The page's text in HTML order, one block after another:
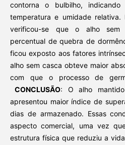
contorna o bulbilho,
temperatura e umidade relativa.
verificou-se que o alho sem
percentual de quebra de
ficou exposto aos fatores
alho sem casca obteve maior
com que o processo de
CONCLUSÃO: O alho
apresentou maior índice de
dias de armazenado. Essas
aspecto comercial, uma vez
estrutura física que reduziu a